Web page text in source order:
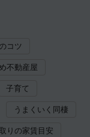
コツ
不動産屋
子育て
うまくいく同棲
りの家賃目安